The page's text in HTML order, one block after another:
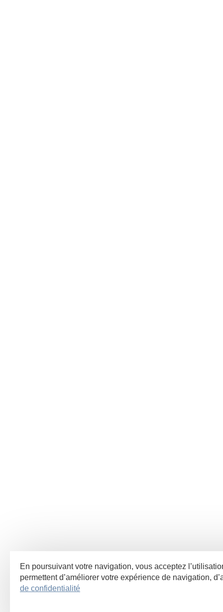
En poursuivant votre navigation, vous acceptez
permettent d’améliorer votre expérience de navigation,
de confidentialité